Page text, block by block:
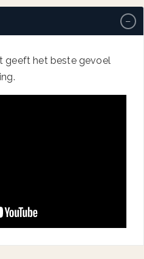
−
geeft het beste gevoel